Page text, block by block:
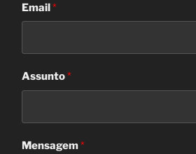
Email*
Assunto*
Mensagem*